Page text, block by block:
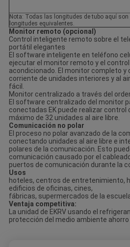
Nota: Todas las longitudes de tubo aquí son
longitudes equivalentes.
Monitor remoto (opcional)
Control inteligente remoto sobre el
portátil elegantes
El software inteligente en teléfono
ejecutar el monitor remoto y el
acondicionado. El monitor completo y
corriente de unidades interiores y al
fácil.
Monitor centralizado a través del
El software centralizado del monitor
conectadas EK puede realizar control
máximo de 32 unidades al aire libre.
Comunicación no polar
El proceso no polar avanzado de la
conectando unidades al aire libre e
polares de la comunicación. Esto
comunicación causado por el
puertos de comunicación durante la
Usos
hoteles, centros de entretenimiento,
edificios de oficinas, cines,
fábricas, supermercados de la
Ventaja competitiva:
La unidad de EKRV usando el
protección del medio ambiente ahorro